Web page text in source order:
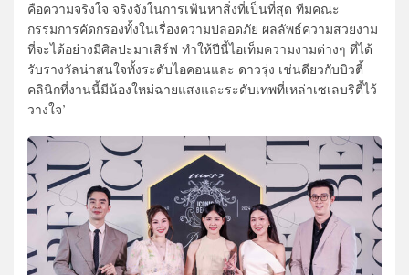
คือความจริงใจ จริงจังในการเฟ้นหาสิ่งที่เป็นที่สุด ทีมคณะ
กรรมการคัดกรองทั้งในเรื่องความปลอดภัย ผลลัพธ์ความสวยงาม
ที่จะได้อย่างมีศิลปะมาเสิร์ฟ ทำให้ปีนี้ไอเท็มความงามต่างๆ ที่ได้
รับรางวัลน่าสนใจทั้งระดับไอคอนและ ดาวรุ่ง เช่นดียวกับบิวตี้
คลินิกที่งานนี้มีน้องใหม่ฉายแสงและระดับเทพที่เหล่าเซเลบริตี้ไว้
วางใจ’